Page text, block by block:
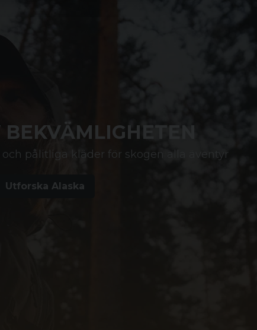
pålitliga kläder för skogen alla äventyr
Utforska Alaska